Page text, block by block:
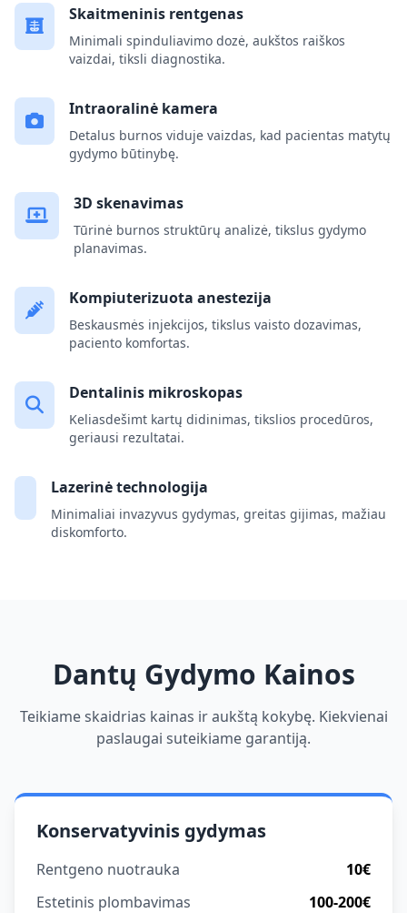
Skaitmeninis rentgenas
Minimali spinduliavimo dozė, aukštos raiškos
vaizdai, tiksli diagnostika.
Intraoralinė kamera
Detalus burnos viduje vaizdas, kad pacientas matytų
gydymo būtinybę.
3D skenavimas
Tūrinė burnos struktūrų analizė, tikslus gydymo
planavimas.
Kompiuterizuota anestezija
Beskausmės injekcijos, tikslus vaisto dozavimas,
paciento komfortas.
Dentalinis mikroskopas
Keliasdešimt kartų didinimas, tikslios procedūros,
geriausi rezultatai.
Lazerinė technologija
Minimaliai invazyvus gydymas, greitas gijimas, mažiau
diskomforto.
Dantų Gydymo Kainos
Teikiame skaidrias kainas ir aukštą kokybę. Kiekvienai
paslaugai suteikiame garantiją.
Konservatyvinis gydymas
Rentgeno nuotrauka
10€
Estetinis plombavimas
100-200€